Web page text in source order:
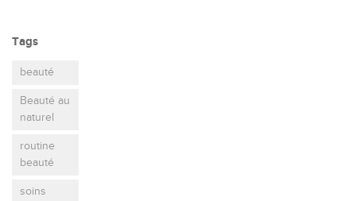
Tags
beauté
Beauté au
naturel
routine
beauté
soins